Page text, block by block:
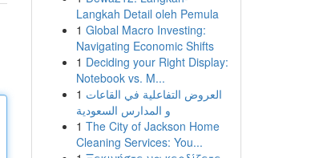
Langkah Detail oleh Pemula
1 Global Macro Investing:
Navigating Economic Shifts
1 Deciding your Right Display:
Notebook vs. M...
1 العروض التفاعلية في القاعات
و المدارس السعودية
1 The City of Jackson Home
Cleaning Services: You...